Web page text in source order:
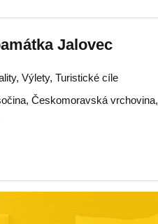
Jalovec
Výlety, Turistické cíle
, Českomoravská vrchovina,